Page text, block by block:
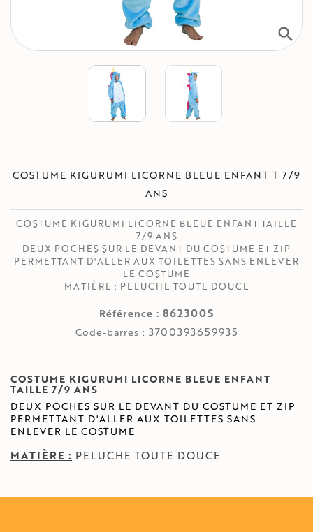
search
COSTUME KIGURUMI LICORNE BLEUE ENFANT T 7/9
ANS
COSTUME KIGURUMI LICORNE BLEUE ENFANT TAILLE
7/9 ANS
DEUX POCHES SUR LE DEVANT DU COSTUME ET ZIP
PERMETTANT D'ALLER AUX TOILETTES SANS ENLEVER
LE COSTUME
MATIÈRE : PELUCHE TOUTE DOUCE
Référence : 862300S
Code-barres : 3700393659935
COSTUME KIGURUMI LICORNE BLEUE ENFANT
TAILLE 7/9 ANS
DEUX POCHES SUR LE DEVANT DU COSTUME ET ZIP
PERMETTANT D'ALLER AUX TOILETTES SANS
ENLEVER LE COSTUME
MATIÈRE : PELUCHE TOUTE DOUCE